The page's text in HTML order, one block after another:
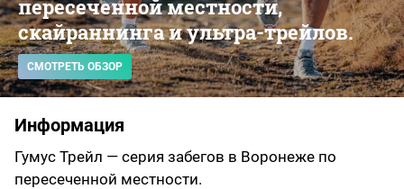
пересеченной местности,
скайраннинга и ультра-трейлов.
СМОТРЕТЬ ОБЗОР
Информация
Гумус Трейл — cерия забегов в Воронеже по
пересеченной местности.